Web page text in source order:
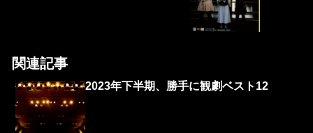
関連記事
2023年下半期、勝手に観劇ベスト12